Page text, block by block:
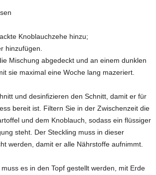
Knoblauchzehe hinzu;
hinzufügen.
Mischung abgedeckt und an einem dunklen
sie maximal eine Woche lang mazeriert.
und desinfizieren den Schnitt, damit er für
bereit ist. Filtern Sie in der Zwischenzeit die
und dem Knoblauch, sodass ein flüssiger
steht. Der Steckling muss in dieser
werden, damit er alle Nährstoffe aufnimmt.
es in den Topf gestellt werden, mit Erde